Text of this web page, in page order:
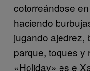
cotorreándose
haciendo
jugando ajedrez,
parque, toques y
«Holiday» es e